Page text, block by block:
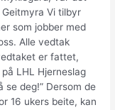
Vi tilbyr
som jobber med
Alle vedtak
er fattet,
LHL Hjerneslag
se deg!” Dersom de
16 ukers beite, kan